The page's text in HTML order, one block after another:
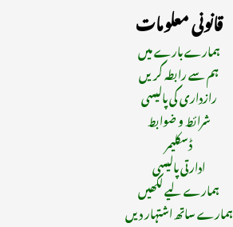
قانونی معلومات
ہمارے بارے میں
ہم سے رابطہ کریں
رازداری کی پالیسی
شرائط و ضوابط
ڈسکلیمر
ادارتی پالیسی
ہمارے لیے لکھیں
ہمارے ساتھ اشتہار دیں